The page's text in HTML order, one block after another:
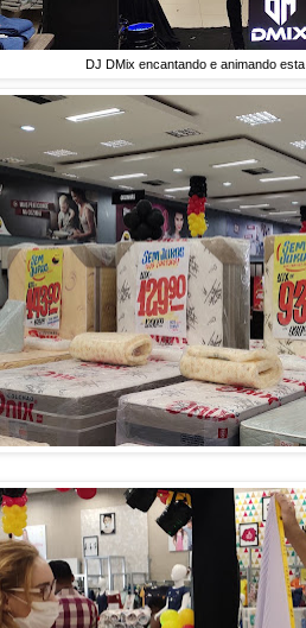
DJ DMix encantando e animando